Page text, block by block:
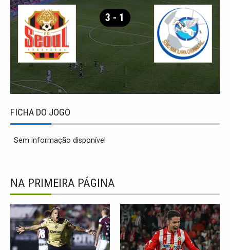
3 - 1
FICHA DO JOGO
Sem informação disponível
NA PRIMEIRA PÁGINA